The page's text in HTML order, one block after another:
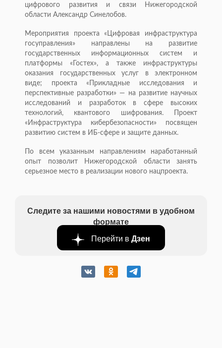
цифрового развития и связи Нижегородской
области Александр Синелобов.
Мероприятия проекта «Цифровая инфраструктура
госуправления» направлены на развитие
государственных информационных систем и
платформы «Гостех», а также инфраструктуры
оказания государственных услуг в электронном
виде; проекта «Прикладные исследования и
перспективные разработки» — на развитие научных
исследований и разработок в сфере высоких
технологий, квантового шифрования. Проект
«Инфраструктура кибербезопасности» посвящен
развитию систем в ИБ-сфере и защите данных.
По всем указанным направлениям наработанный
опыт позволит Нижегородской области занять
серьезное место в реализации нового нацпроекта.
Следите за нашими новостями в удобном
формате
Перейти в Дзен